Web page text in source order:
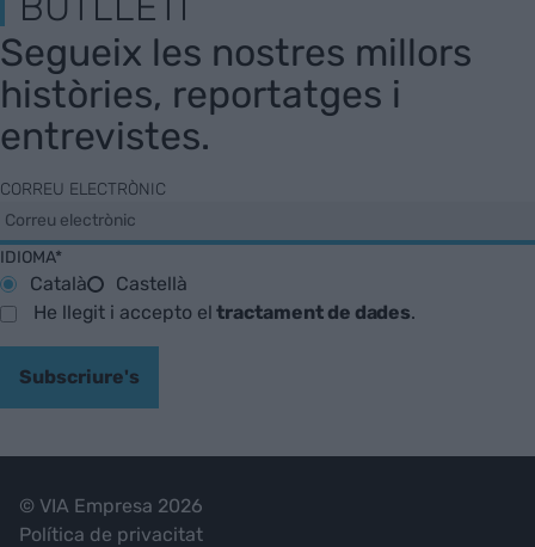
Segueix les nostres millors
històries, reportatges i
entrevistes.
CORREU ELECTRÒNIC
IDIOMA*
Català
Castellà
He llegit i accepto eltractament de dades.
Subscriure's
© VIA Empresa 2026
Política de privacitat